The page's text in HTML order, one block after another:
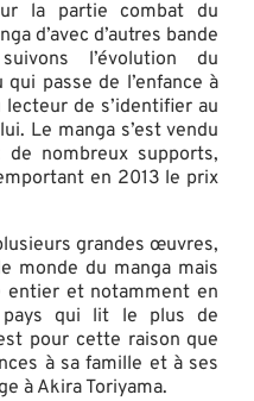
la partie combat du
d’avec d’autres bande
l’évolution du
passe de l’enfance à
lecteur de s’identifier au
Le manga s’est vendu
nombreux supports,
en 2013 le prix
grandes œuvres,
monde du manga mais
entier et notamment en
qui lit le plus de
pour cette raison que
à sa famille et à ses
à Akira Toriyama.